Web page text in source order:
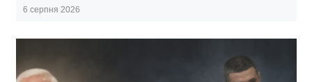
6 серпня 2026